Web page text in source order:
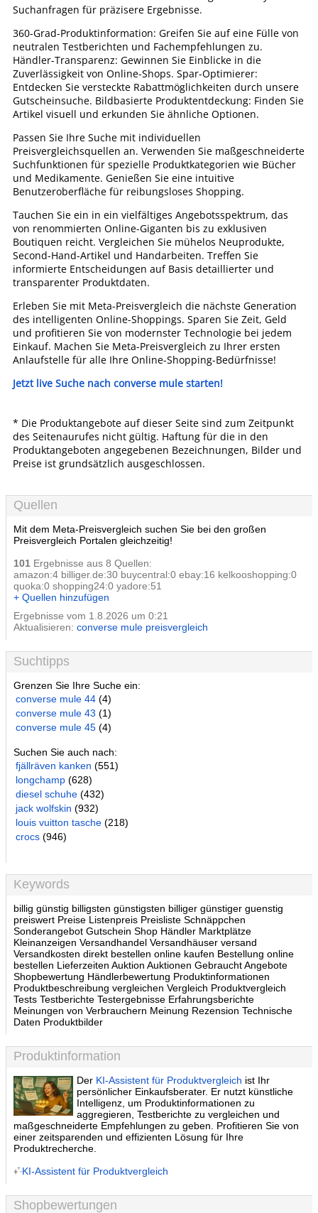
Suchanfragen für präzisere Ergebnisse.
360-Grad-Produktinformation: Greifen Sie auf eine Fülle von
neutralen Testberichten und Fachempfehlungen zu.
Händler-Transparenz: Gewinnen Sie Einblicke in die
Zuverlässigkeit von Online-Shops. Spar-Optimierer:
Entdecken Sie versteckte Rabattmöglichkeiten durch unsere
Gutscheinsuche. Bildbasierte Produktentdeckung: Finden Sie
Artikel visuell und erkunden Sie ähnliche Optionen.
Passen Sie Ihre Suche mit individuellen
Preisvergleichsquellen an. Verwenden Sie maßgeschneiderte
Suchfunktionen für spezielle Produktkategorien wie Bücher
und Medikamente. Genießen Sie eine intuitive
Benutzeroberfläche für reibungsloses Shopping.
Tauchen Sie ein in ein vielfältiges Angebotsspektrum, das
von renommierten Online-Giganten bis zu exklusiven
Boutiquen reicht. Vergleichen Sie mühelos Neuprodukte,
Second-Hand-Artikel und Handarbeiten. Treffen Sie
informierte Entscheidungen auf Basis detaillierter und
transparenter Produktdaten.
Erleben Sie mit Meta-Preisvergleich die nächste Generation
des intelligenten Online-Shoppings. Sparen Sie Zeit, Geld
und profitieren Sie von modernster Technologie bei jedem
Einkauf. Machen Sie Meta-Preisvergleich zu Ihrer ersten
Anlaufstelle für alle Ihre Online-Shopping-Bedürfnisse!
Jetzt live Suche nach converse mule starten!
* Die Produktangebote auf dieser Seite sind zum Zeitpunkt
des Seitenaurufes nicht gültig. Haftung für die in den
Produktangeboten angegebenen Bezeichnungen, Bilder und
Preise ist grundsätzlich ausgeschlossen.
Quellen
Mit dem Meta-Preisvergleich suchen Sie bei den großen
Preisvergleich Portalen gleichzeitig!
101 Ergebnisse aus 8 Quellen:
amazon:4 billiger.de:30 buycentral:0 ebay:16 kelkooshopping:0
quoka:0 shopping24:0 yadore:51
+ Quellen hinzufügen
Ergebnisse vom 1.8.2026 um 0:21
Aktualisieren: converse mule preisvergleich
Suchtipps
Grenzen Sie Ihre Suche ein:
converse mule 44 (4)
converse mule 43 (1)
converse mule 45 (4)
Suchen Sie auch nach:
fjällräven kanken (551)
longchamp (628)
diesel schuhe (432)
jack wolfskin (932)
louis vuitton tasche (218)
crocs (946)
Keywords
billig günstig billigsten günstigsten billiger günstiger guenstig
preiswert Preise Listenpreis Preisliste Schnäppchen
Sonderangebot Gutschein Shop Händler Marktplätze
Kleinanzeigen Versandhandel Versandhäuser versand
Versandkosten direkt bestellen online kaufen Bestellung online
bestellen Lieferzeiten Auktion Auktionen Gebraucht Angebote
Shopbewertung Händlerbewertung Produktinformationen
Produktbeschreibung vergleichen Vergleich Produktvergleich
Tests Testberichte Testergebnisse Erfahrungsberichte
Meinungen von Verbrauchern Meinung Rezension Technische
Daten Produktbilder
Produktinformation
Der KI-Assistent für Produktvergleich ist Ihr
persönlicher Einkaufsberater. Er nutzt künstliche
Intelligenz, um Produktinformationen zu
aggregieren, Testberichte zu vergleichen und
maßgeschneiderte Empfehlungen zu geben. Profitieren Sie von
einer zeitsparenden und effizienten Lösung für Ihre
Produktrecherche.
KI-Assistent für Produktvergleich
Shopbewertungen